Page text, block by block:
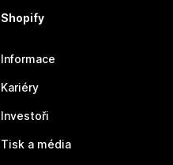
Shopify
Informace
Kariéry
Investoři
Tisk a média